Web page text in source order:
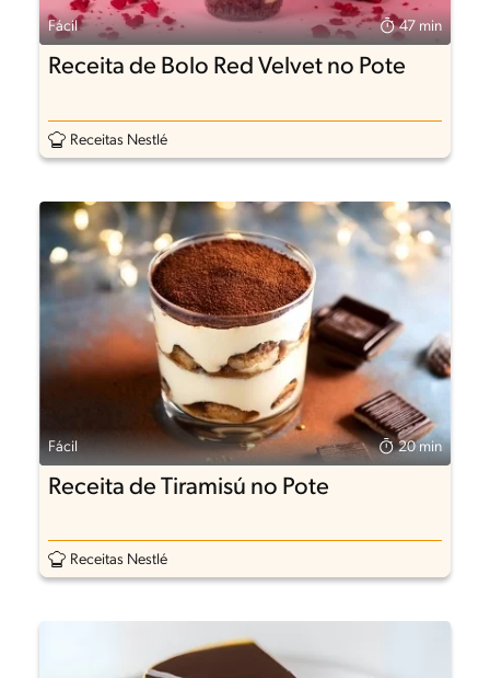
Fácil 47 min
Receita de Bolo Red Velvet no Pote
Receitas Nestlé
Fácil 20 min
Receita de Tiramisú no Pote
Receitas Nestlé